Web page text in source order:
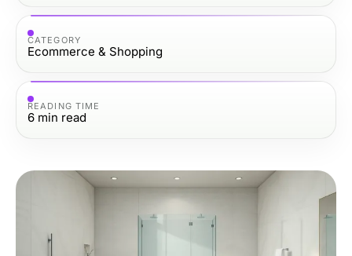
CATEGORY
Ecommerce & Shopping
READING TIME
6 min read